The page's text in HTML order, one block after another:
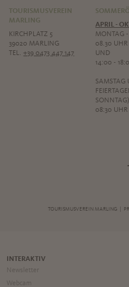
TOURISMUSVEREIN
MARLING
KIRCHPLATZ 5
39020 MARLING
TEL.+39 0473 447 147
APRIL -
MONTAG -
08.30 UHR
UND
14:00 -
SAMSTAG
ONNTAG)
08:30 UHR
TOURISMUSVEREIN MARLING |
INTERAKTIV
Newsletter
Webcam